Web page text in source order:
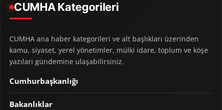
CUMHA Kategorileri
CUMHA ana haber kategorileri ve alt başlıkları üzerinden
kamu, siyaset, yerel yönetimler, mülki idare, toplum ve köşe
yazıları gündemine ulaşabilirsiniz.
Cumhurbaşkanlığı
Bakanlıklar